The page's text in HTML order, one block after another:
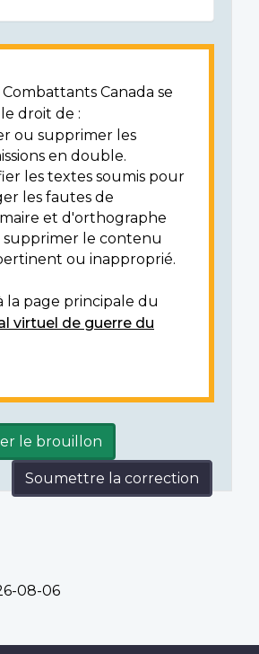
Canada se
droit de :
ou supprimer les
en double.
les textes soumis pour
les fautes de
et d'orthographe
le contenu
ou inapproprié.
la page principale du
virtuel de guerre du
le brouillon
Soumettre la correction
08-06